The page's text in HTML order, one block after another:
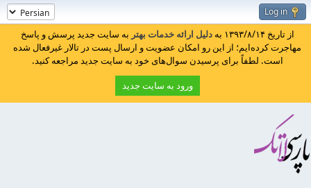
Log in
از تاریخ ۱۳۹۳/۸/۱۴ به دلیل ارائه خدمات بهتر به سایت جدید پرسش و پاسخ
مهاجرت کرده‌ایم؛ از این رو امکان عضویت و ارسال پست در تالار غیرفعال شده
است. لطفاً برای پرسیدن سوال‌های خود به سایت جدید مراجعه کنید.
ورود به سایت جدید